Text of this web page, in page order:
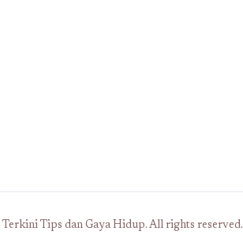
Tips dan Gaya Hidup. All rights reserved.